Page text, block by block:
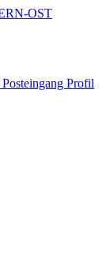
Posteingang Profil